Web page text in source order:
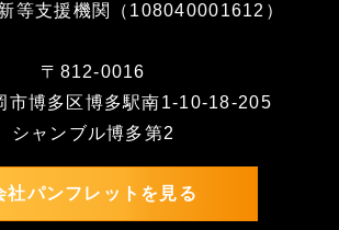
等支援機関（108040001612）
〒812-0016
市博多区博多駅南1-10-18-205
シャンブル博多第2
社パンフレットを見る